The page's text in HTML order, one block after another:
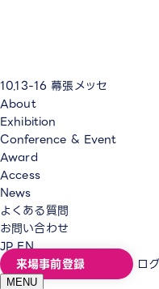
10.13-16 幕張メッセ
About
Exhibition
Conference & Event
Award
Access
News
よくある質問
お問い合わせ
JP EN
来場事前登録
ロ
MENU